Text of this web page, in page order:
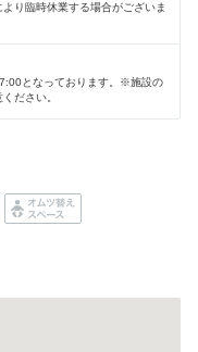
り臨時休業する場合がございま
となっております。※施設の
ださい。